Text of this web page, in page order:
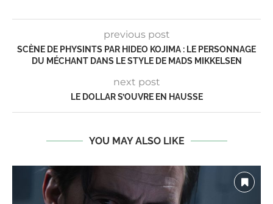
previous post
SCÈNE DE PHYSINTS PAR HIDEO KOJIMA : LE PERSONNAGE
DU MÉCHANT DANS LE STYLE DE MADS MIKKELSEN
next post
LE DOLLAR S’OUVRE EN HAUSSE
YOU MAY ALSO LIKE